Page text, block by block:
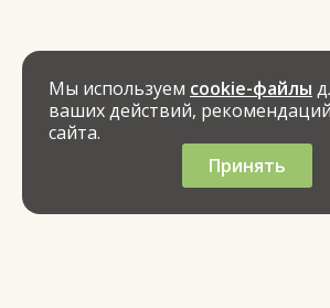
Мы используем cookie-файлы
ваших действий,
сайта.
Принять